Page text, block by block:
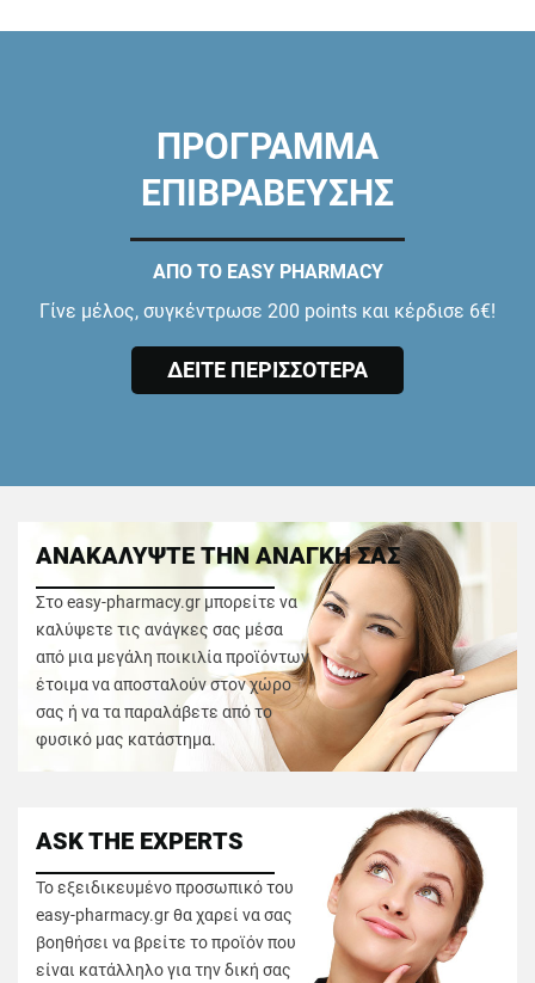
ΠΡΟΓΡΑΜΜΑ
ΕΠΙΒΡΑΒΕΥΣΗΣ
ΑΠΟ ΤΟ EASY PHARMACY
Γίνε μέλος, συγκέντρωσε 200 points και κέρδισε 6€!
ΔΕΙΤΕ ΠΕΡΙΣΣΟΤΕΡΑ
ΑΝΑΚΑΛΥΨΤΕ ΤΗΝ ΑΝΑΓΚΗ ΣΑΣ
Στο easy-pharmacy.gr μπορείτε να
καλύψετε τις ανάγκες σας μέσα
από μια μεγάλη ποικιλία προϊόντων
έτοιμα να αποσταλούν στον χώρο
σας ή να τα παραλάβετε από το
φυσικό μας κατάστημα.
ASK THE EXPERTS
Το εξειδικευμένο προσωπικό του
easy-pharmacy.gr θα χαρεί να σας
βοηθήσει να βρείτε το προϊόν που
είναι κατάλληλο για την δική σας